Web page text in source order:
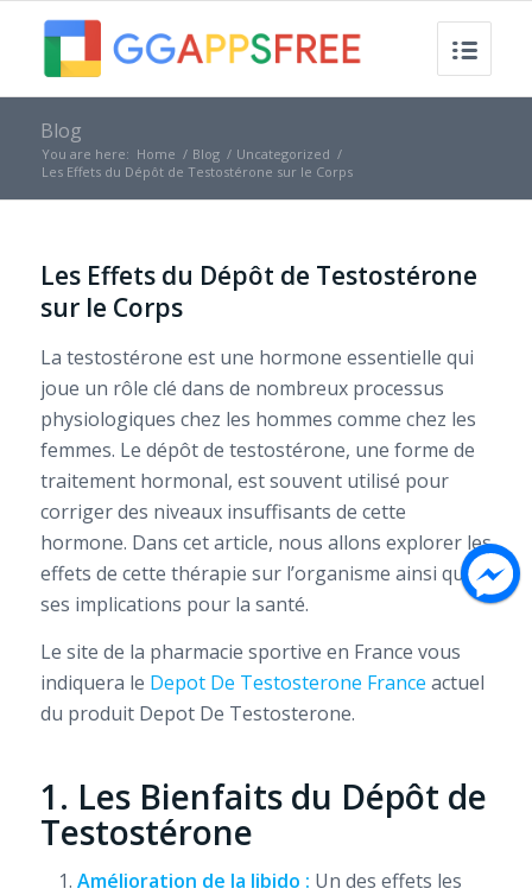
Blog
You are here: Home / Blog / Uncategorized /
Les Effets du Dépôt de Testostérone sur le Corps
Les Effets du Dépôt de Testostérone
sur le Corps
La testostérone est une hormone essentielle qui
joue un rôle clé dans de nombreux processus
physiologiques chez les hommes comme chez les
femmes. Le dépôt de testostérone, une forme de
traitement hormonal, est souvent utilisé pour
corriger des niveaux insuffisants de cette
hormone. Dans cet article, nous allons explorer les
effets de cette thérapie sur l’organisme ainsi que
ses implications pour la santé.
Le site de la pharmacie sportive en France vous
indiquera le Depot De Testosterone France actuel
du produit Depot De Testosterone.
1. Les Bienfaits du Dépôt de
Testostérone
Amélioration de la libido : Un des effets les